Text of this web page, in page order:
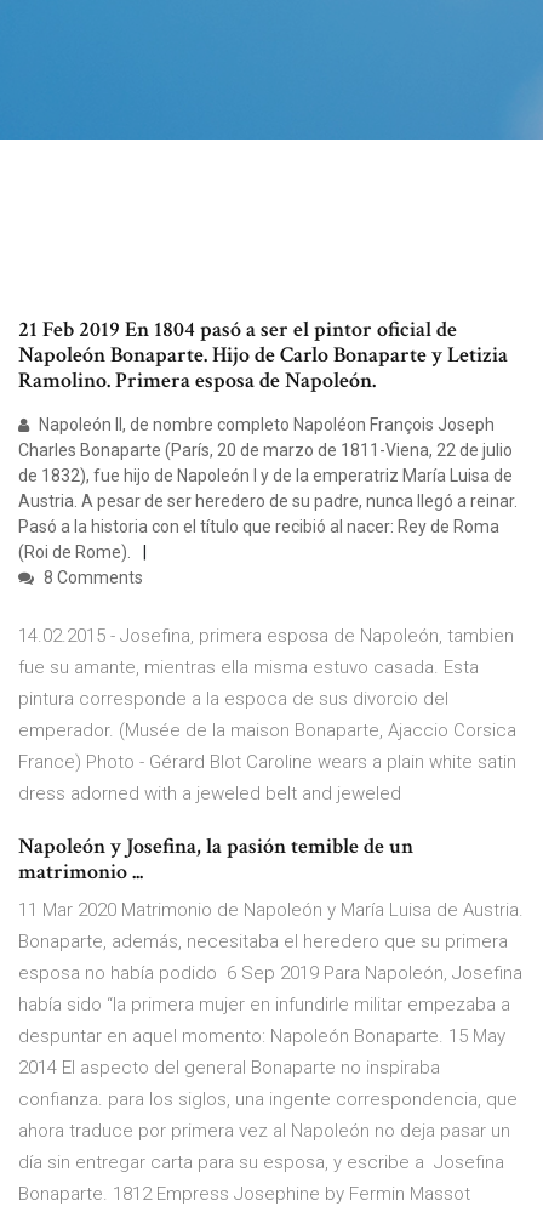
21 Feb 2019 En 1804 pasó a ser el pintor oficial de
Napoleón Bonaparte. Hijo de Carlo Bonaparte y Letizia
Ramolino. Primera esposa de Napoleón.
Napoleón II, de nombre completo Napoléon François Joseph
Charles Bonaparte (París, 20 de marzo de 1811-Viena, 22 de julio
de 1832), fue hijo de Napoleón I y de la emperatriz María Luisa de
Austria. A pesar de ser heredero de su padre, nunca llegó a reinar.
Pasó a la historia con el título que recibió al nacer: Rey de Roma
(Roi de Rome).
8 Comments
14.02.2015 - Josefina, primera esposa de Napoleón, tambien
fue su amante, mientras ella misma estuvo casada. Esta
pintura corresponde a la espoca de sus divorcio del
emperador. (Musée de la maison Bonaparte, Ajaccio Corsica
France) Photo - Gérard Blot Caroline wears a plain white satin
dress adorned with a jeweled belt and jeweled
Napoleón y Josefina, la pasión temible de un
matrimonio ...
11 Mar 2020 Matrimonio de Napoleón y María Luisa de Austria.
Bonaparte, además, necesitaba el heredero que su primera
esposa no había podido 6 Sep 2019 Para Napoleón, Josefina
había sido “la primera mujer en infundirle militar empezaba a
despuntar en aquel momento: Napoleón Bonaparte. 15 May
2014 El aspecto del general Bonaparte no inspiraba
confianza. para los siglos, una ingente correspondencia, que
ahora traduce por primera vez al Napoleón no deja pasar un
día sin entregar carta para su esposa, y escribe a Josefina
Bonaparte. 1812 Empress Josephine by Fermin Massot